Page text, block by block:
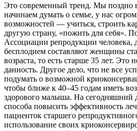
Это современный тренд. Мы поздно
начинаем думать о семье, у нас
возможностей — учиться, строить
другую страну, «пожить для себя».
Ассоциации репродукции человека,
бесплодием составляют женщины
возраста, то есть старше 35 лет. Это
данность. Другое дело, что не все
подумать о возможной
чтобы ближе к 40–45 годам иметь
здорового малыша. На сегодняшний
способа повысить эффективность
пациенток старшего
использование своих